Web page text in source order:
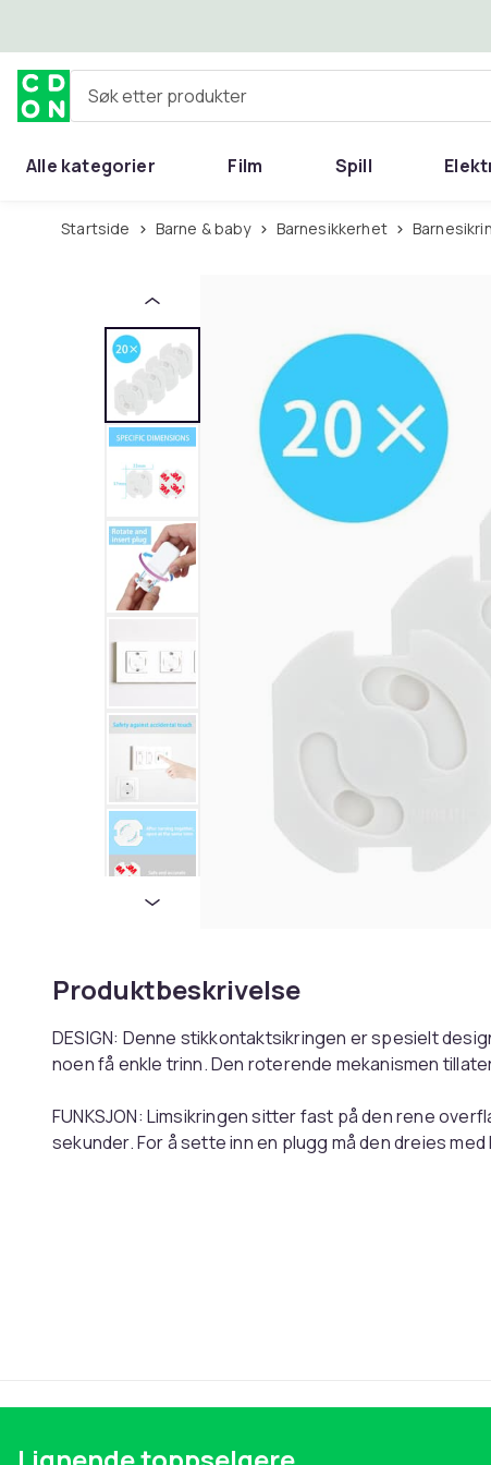
Søk etter produkter
Alle kategorier Film Spill
Startside Barne & baby Barnesikkerhet
Produktbeskrivelse
DESIGN: Denne stikkontaktsikringen er spesielt
noen få enkle trinn. Den roterende mekanismen
FUNKSJON: Limsikringen sitter fast på den rene
sekunder. For å sette inn en plugg må den dreies med
ANNET: Kompatibel med standardplugger (Type C,